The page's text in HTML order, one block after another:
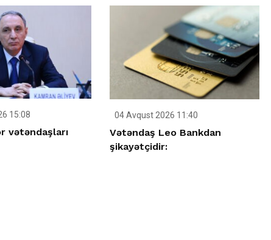
15:08
vətəndaşları
04 Avqust 2026 11:40
Vətəndaş Leo Bankdan
şikayətçidir: